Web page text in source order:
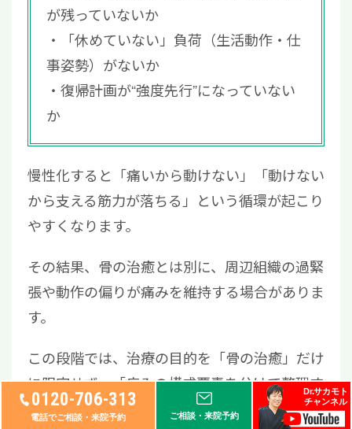
0120-706-313
電話でご相談・来院予約 ご相談・来院予約
Dr.サカモト
チャンネル
が残っていないか
「休めていない」負荷（生活動作・仕
事姿勢）がないか
復帰計画が“強度先行”になっていない
か
慢性化すると「痛いから動けない」「動けない
から支える筋力が落ちる」という循環が起こり
やすくなります。
その結果、骨の治癒とは別に、周辺組織の過緊
張や動作の偏りが痛みを維持する場合がありま
す。
この段階では、治療の目的を「骨の治癒」だけ
に限定せず、「痛みの構成要素を分けて整理す
る」ことが重要です。